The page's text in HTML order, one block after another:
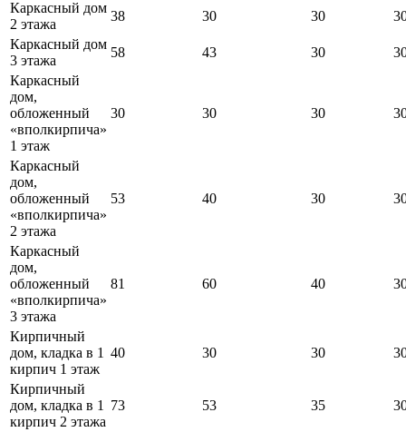
Каркасный дом
2 этажа
38 30 30
Каркасный дом
3 этажа
58 43 30
Каркасный
дом,
обложенный
«вполкирпича»
1 этаж
30 30 30
Каркасный
дом,
обложенный
«вполкирпича»
2 этажа
53 40 30
Каркасный
дом,
обложенный
«вполкирпича»
3 этажа
81 60 40
Кирпичный
дом, кладка в 1
кирпич 1 этаж
40 30 30
Кирпичный
дом, кладка в 1
кирпич 2 этажа
73 53 35